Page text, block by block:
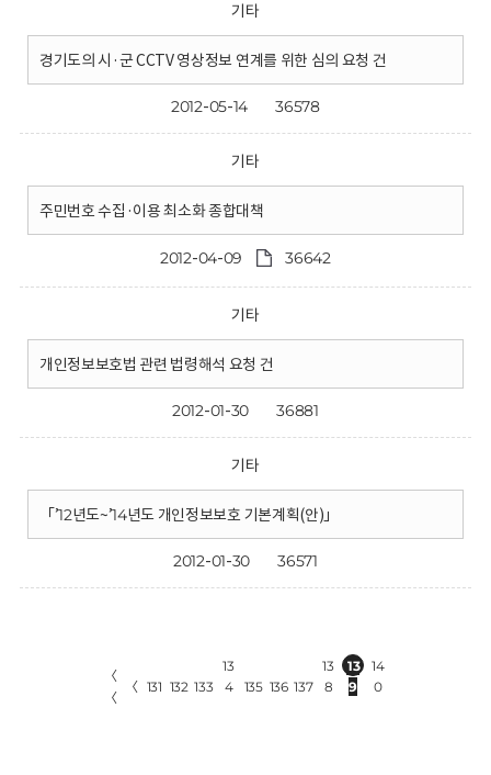
기타
경기도의 시·군 CCTV 영상정보 연계를 위한 심의 요청 건
2012-05-14 36578
기타
주민번호 수집·이용 최소화 종합대책
2012-04-09 36642
기타
개인정보보호법 관련 법령해석 요청 건
2012-01-30 36881
기타
「’12년도~’14년도 개인정보보호 기본계획(안)」
2012-01-30 36571
〈
〈
〈 131 132 133
13
4
135 136 137
13
8
13
9
14
0